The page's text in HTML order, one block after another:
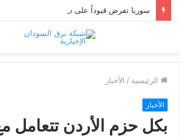
الرئيسية / الأخبار
الأخبار
بكل حزم الأردن تتعامل